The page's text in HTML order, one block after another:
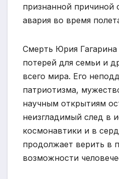
признанной причиной
авария во время
Смерть Юрия Гагарина
потерей для семьи и
всего мира. Его
патриотизма,
научным открытиям
неизгладимый след в
космонавтики и в
продолжает верить в
возможности